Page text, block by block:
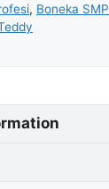
, Boneka SMP